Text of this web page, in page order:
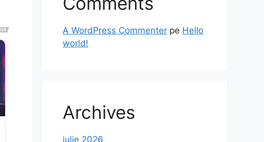
A WordPress Commenter pe Hello
world!
Archives
iulie 2026